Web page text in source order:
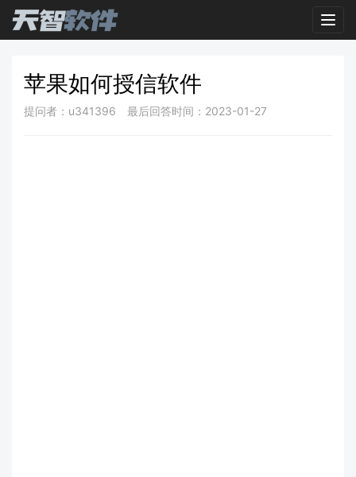
苹果如何授信软件
提问者：u341396 最后回答时间：2023-01-27